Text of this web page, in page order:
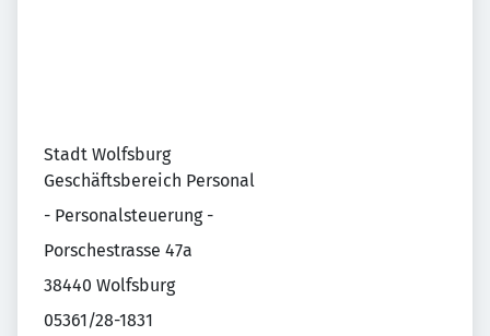
Stadt Wolfsburg
Geschäftsbereich Personal
- Personalsteuerung -
Porschestrasse 47a
38440 Wolfsburg
05361/28-1831